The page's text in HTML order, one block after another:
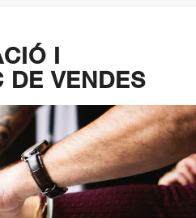
I
DE VENDES